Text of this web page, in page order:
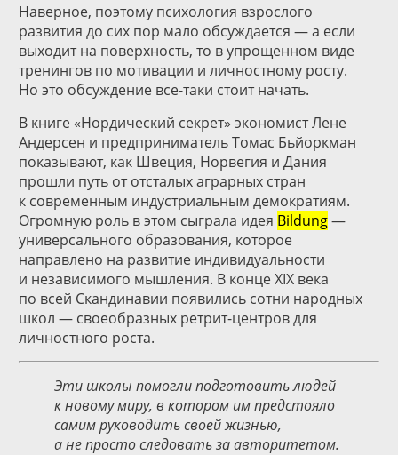
Наверное, поэтому психология взрослого
развития до сих пор мало обсуждается — а если
выходит на поверхность, то в упрощенном виде
тренингов по мотивации и личностному росту.
Но это обсуждение все-таки стоит начать.
В книге «Нордический секрет» экономист Лене
Андерсен и предприниматель Томас Бьйоркман
показывают, как Швеция, Норвегия и Дания
прошли путь от отсталых аграрных стран
к современным индустриальным демократиям.
Огромную роль в этом сыграла идея Bildung—
универсального образования, которое
направлено на развитие индивидуальности
и независимого мышления. В конце XIX века
по всей Скандинавии появились сотни народных
школ — своеобразных ретрит-центров для
личностного роста.
Эти школы помогли подготовить людей
к новому миру, в котором им предстояло
самим руководить своей жизнью,
а не просто следовать за авторитетом.